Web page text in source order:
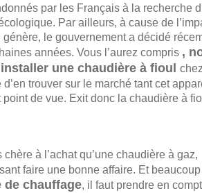
par les Français à la recherche
Par ailleurs, à cause de
le gouvernement a décidé
années. Vous l’aurez compris ,
une chaudière à fioul
trouver sur le marché tant cet
de vue. Exit donc la chaudière à
chère à l’achat qu’une chaudière à gaz,
faire une bonne affaire. Et beaucoup
de chauffage, il faut prendre en